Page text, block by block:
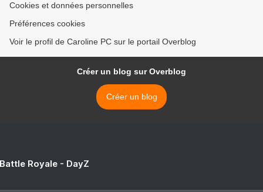
Cookies et données personnelles
Préférences cookies
Voir le profil de Caroline PC sur le portail Overblog
Créer un blog sur Overblog
Créer un blog
Royale - DayZ